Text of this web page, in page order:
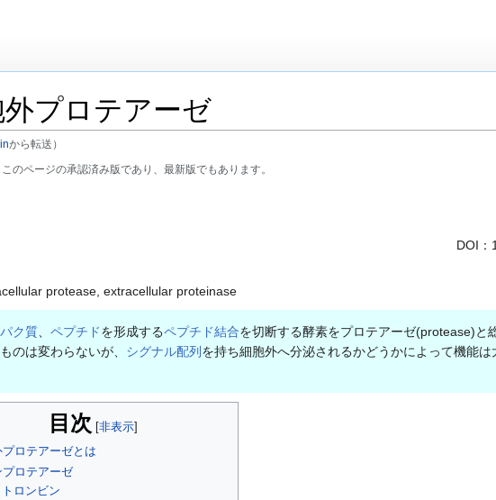
プロテアーゼ
から転送）
このページの承認済み版であり、最新版でもあります。
DOI：
protease, extracellular proteinase
ク質、 ペプチドを形成するペプチド結合を切断する酵素をプロテアーゼ(protease)と
のは変わらないが、 シグナル配列 を持ち細胞外へ分泌されるかどうかによって機能
目次
ロテアーゼとは
プロテアーゼ
トロンビン